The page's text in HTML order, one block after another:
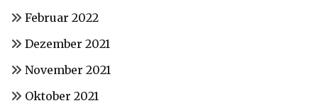
Februar 2022
Dezember 2021
November 2021
Oktober 2021